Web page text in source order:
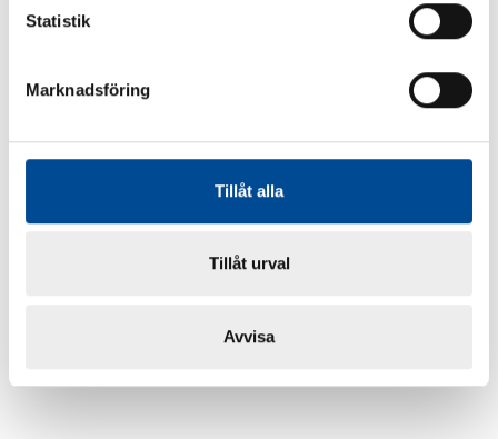
Statistik
Marknadsföring
Tillåt alla
Tillåt urval
Avvisa